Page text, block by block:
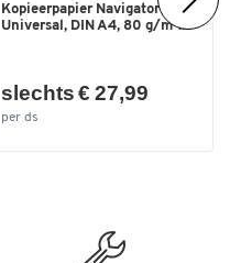
Kopieerpapier Navigator
Universal, DIN A4, 80 g/m²...
slechts € 27,99
per ds